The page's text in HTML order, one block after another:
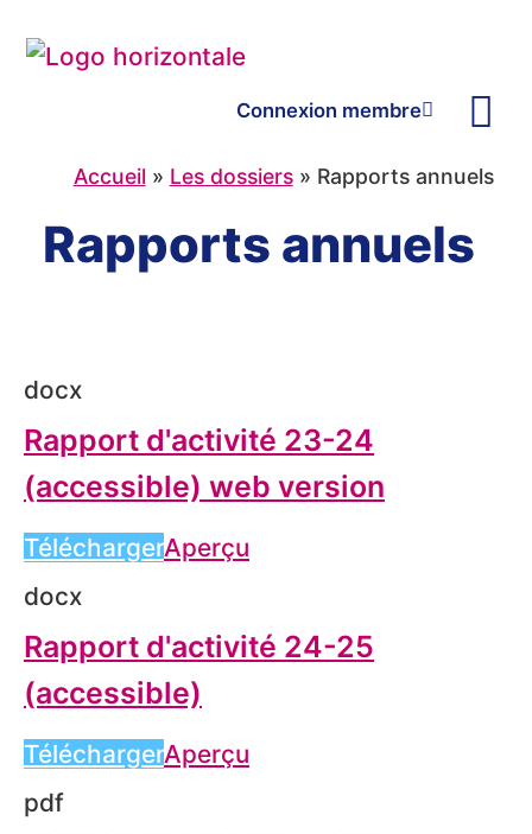
Connexion membre
Accueil» Les dossiers» Rapports annuels
Rapports annuels
docx
Rapport d'activité 23-24
(accessible) web version
TéléchargerAperçu
docx
Rapport d'activité 24-25
(accessible)
TéléchargerAperçu
pdf